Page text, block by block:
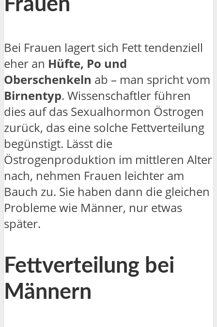
Frauen
Bei Frauen lagert sich Fett tendenziell
eher an Hüfte, Po und
Oberschenkeln ab – man spricht vom
Birnentyp. Wissenschaftler führen
dies auf das Sexualhormon Östrogen
zurück, das eine solche Fettverteilung
begünstigt. Lässt die
Östrogenproduktion im mittleren Alter
nach, nehmen Frauen leichter am
Bauch zu. Sie haben dann die gleichen
Probleme wie Männer, nur etwas
später.
Fettverteilung bei
Männern